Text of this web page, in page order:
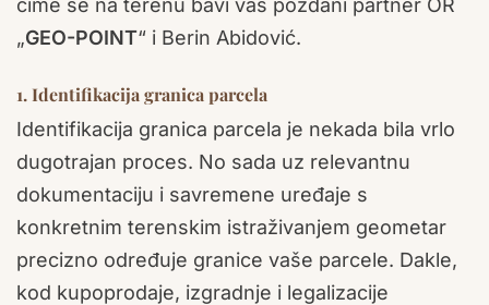
„GEO-POINT“ i Berin Abidović.
1. Identifikacija granica parcela
Identifikacija granica parcela je nekada bila vrlo
dugotrajan proces. No sada uz relevantnu
dokumentaciju i savremene uređaje s
konkretnim terenskim istraživanjem geometar
precizno određuje granice vaše parcele. Dakle,
kod kupoprodaje, izgradnje i legalizacije